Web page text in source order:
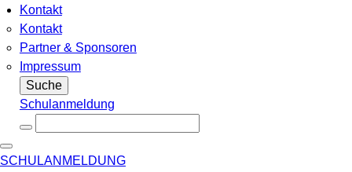
Kontakt
Kontakt
Partner & Sponsoren
Impressum
Suche
Schulanmeldung
SCHULANMELDUNG